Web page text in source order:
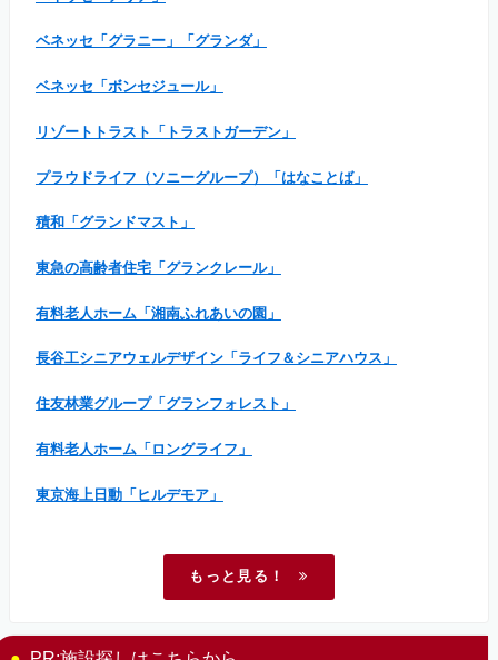
ベネッセ「グラニー」「グランダ」
ベネッセ「ボンセジュール」
リゾートトラスト「トラストガーデン」
プラウドライフ（ソニーグループ）「はなことば」
積和「グランドマスト」
東急の高齢者住宅「グランクレール」
有料老人ホーム「湘南ふれあいの園」
長谷工シニアウェルデザイン「ライフ＆シニアハウス」
住友林業グループ「グランフォレスト」
有料老人ホーム「ロングライフ」
東京海上日動「ヒルデモア」
もっと見る！